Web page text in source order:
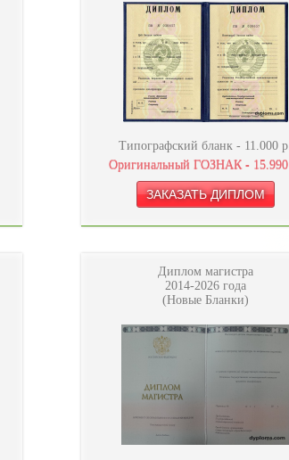
Типографский бланк - 11.000 р.
Оригинальный ГОЗНАК - 15.990
Диплом магистра
2014-2026 года
(Новые Бланки)